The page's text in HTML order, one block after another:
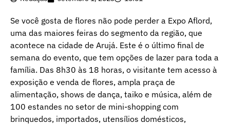
Se você gosta de flores não pode perder a Expo Aflord,
uma das maiores feiras do segmento da região, que
acontece na cidade de Arujá. Este é o último final de
semana do evento, que tem opções de lazer para toda a
família. Das 8h30 às 18 horas, o visitante tem acesso à
exposição e venda de flores, ampla praça de
alimentação, shows de dança, taiko e música, além de
100 estandes no setor de mini-shopping com
brinquedos, importados, utensílios domésticos,